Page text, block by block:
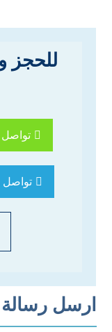
ارسل رسالة
للحجز
تواصل